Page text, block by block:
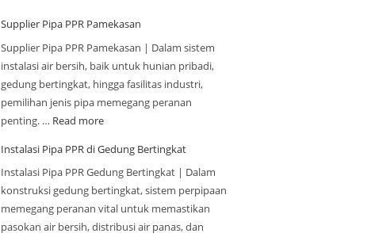
Supplier Pipa PPR Pamekasan
Supplier Pipa PPR Pamekasan | Dalam sistem
instalasi air bersih, baik untuk hunian pribadi,
gedung bertingkat, hingga fasilitas industri,
pemilihan jenis pipa memegang peranan
penting. … Read more
Instalasi Pipa PPR di Gedung Bertingkat
Instalasi Pipa PPR Gedung Bertingkat | Dalam
konstruksi gedung bertingkat, sistem perpipaan
memegang peranan vital untuk memastikan
pasokan air bersih, distribusi air panas, dan